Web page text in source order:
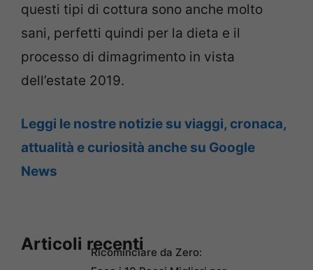
questi tipi di cottura sono anche molto
sani, perfetti quindi per la dieta e il
processo di dimagrimento in vista
dell’estate 2019.
Leggi le nostre notizie su viaggi, cronaca,
attualità e curiosità anche su Google
News
Articoli recentiRicominciare da Zero: